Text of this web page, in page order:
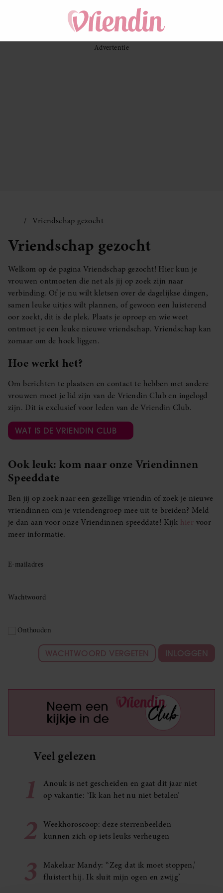
Vriendschap gezocht
Vriendschap gezocht
Welkom op de pagina Vriendschap gezocht! Hier kun je
vrouwen ontmoeten die net als jij op zoek zijn naar
verbinding. Of je nu wilt kletsen over de dagelijkse dingen,
samen leuke uitjes wilt plannen, of gewoon een luisterend
oor zoekt, dit is de plek. Plaats je oproep en wie weet
ontmoet je een leuke nieuwe vriendschap. Vriendschap kan
zomaar om de hoek liggen.
Hoe werkt het?
Om berichten te plaatsen en contact te hebben met andere
vrouwen moet je lid zijn van de Vriendin Club en ingelogd
zijn. Dit is exclusief voor leden van de Vriendin Club.
WAT IS DE VRIENDIN CLUB
Ook leuk: kom naar onze Vriendinnen
Speeddate
Ben jij op zoek naar een gezellige vriendin of zoek je nieuwe
vriendinnen om je vriendengroep mee uit te breiden? Meld
je dan aan voor onze Vriendinnen speeddate! Kijk hier voor
meer informatie.
E-mailadres
Wachtwoord
Onthouden
WACHTWOORD VERGETEN INLOGGEN
Veel gelezen
1
Anouk is net gescheiden en gaat dit jaar niet
op vakantie: ‘Ik kan het nu niet betalen’
2
Weekhoroscoop: deze sterrenbeelden
kunnen zich op iets leuks verheugen
3
Makelaar Mandy: ‘‘Zeg dat ik moet stoppen,’
fluistert hij. Ik sluit mijn ogen en zwijg’